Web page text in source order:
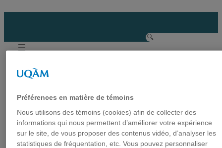
Aller
e
c
e
Journée scientifique : «
Les temps de travail
atypiques conjugués au
féminin »
Préférences en matière de témoins
Nous utilisons des témoins (cookies) afin de collecter des
informations qui nous permettent d’améliorer votre expérience
sur le site, de vous proposer des contenus vidéo, d’analyser les
statistiques de fréquentation, etc. Vous pouvez personnaliser